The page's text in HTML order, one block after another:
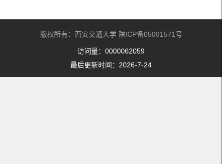
版权所有：西安交通大学 陕ICP备05001571号
访问量： 0000062059
最后更新时间： 2026-7-24